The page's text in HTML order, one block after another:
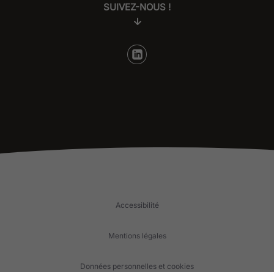
SUIVEZ-NOUS !
Accessibilité
Mentions légales
Données personnelles et cookies